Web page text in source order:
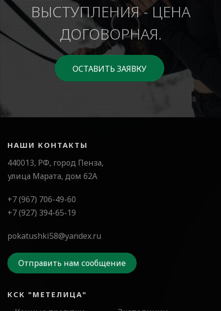
ВЫСТУПЛЕНИЯ - ЦЕНА
ДОГОВОРНАЯ.
ОСТАВИТЬ ЗАЯВКУ
НАШИ КОНТАКТЫ
440013, РФ, город Пенза,
улица Марата, дом 62А
+7 (967) 706-49-60
+7 (927) 394-65-19
pokatushki58@yandex.ru
Отправить нам сообщение
КСК "МЕТЕЛИЦА"